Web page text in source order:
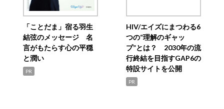
「ことだま」宿る羽生
結弦のメッセージ 名
言がもたらす心の平穏
と潤い
PR
HIV/エイズにまつわる6
つの“理解のギャッ
プ”とは？ 2030年の流
行終結を目指すGAP6の
特設サイトを公開
PR